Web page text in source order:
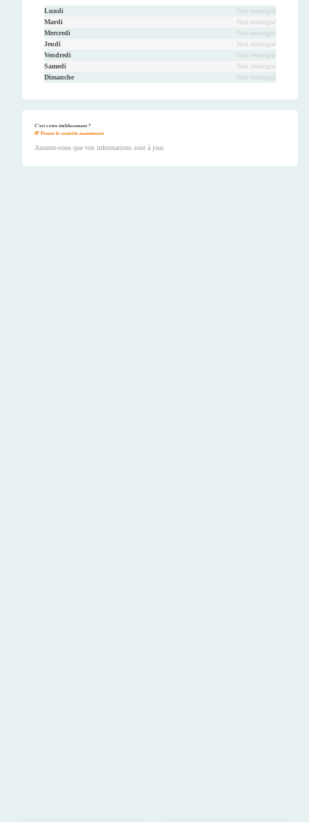
Lundi
Non renseigné
Mardi
Non renseigné
Mercredi
Non renseigné
Jeudi
Non renseigné
Vendredi
Non renseigné
Samedi
Non renseigné
Dimanche
Non renseigné
C'est votre établissement ?
Prenez le contrôle maintenant.
Assurez-vous que vos informations sont à jour.